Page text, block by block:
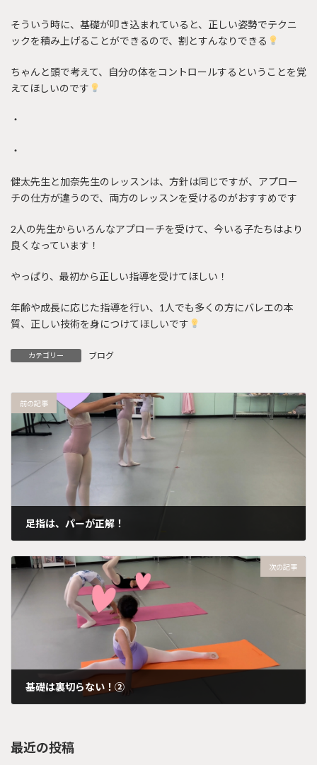
そういう時に、基礎が叩き込まれていると、正しい姿勢でテクニ
ックを積み上げることができるので、割とすんなりできる
ちゃんと頭で考えて、自分の体をコントロールするということを覚
えてほしいのです
・
・
健太先生と加奈先生のレッスンは、方針は同じですが、アプロー
チの仕方が違うので、両方のレッスンを受けるのがおすすめです
2人の先生からいろんなアプローチを受けて、今いる子たちはより
良くなっています！
やっぱり、最初から正しい指導を受けてほしい！
年齢や成長に応じた指導を行い、1人でも多くの方にバレエの本
質、正しい技術を身につけてほしいです
カテゴリー ブログ
前の記事
足指は、パーが正解！
次の記事
基礎は裏切らない！②
最近の投稿